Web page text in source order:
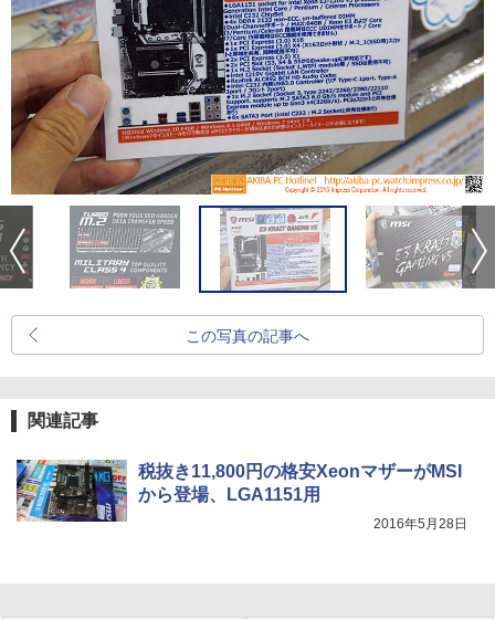
この写真の記事へ
関連記事
税抜き11,800円の格安XeonマザーがMSI
から登場、LGA1151用
2016年5月28日